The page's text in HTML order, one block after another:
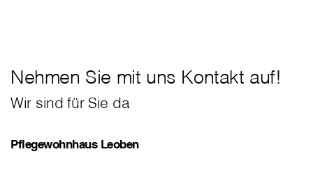
Nehmen Sie mit uns Kontakt auf!
Wir sind für Sie da
Pflegewohnhaus Leoben